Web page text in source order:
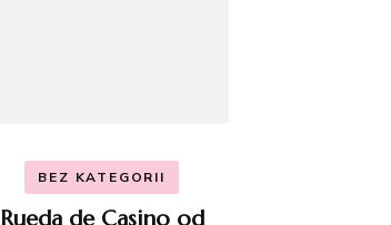
BEZ KATEGORII
Rueda de Casino od